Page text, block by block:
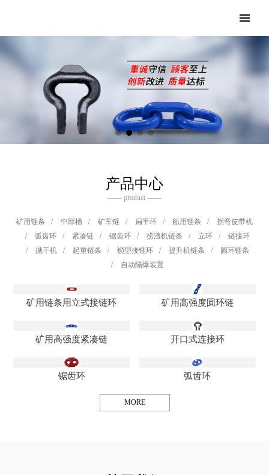
产品中心
—— product ——
矿用链条 / 中部槽 / 矿车链 / 扁平环 / 船用链条 /
拐弯皮带机
/
弧齿环 / 紧凑链 / 锯齿环 / 捞渣机链条 / 立环 /
链接环
/
抛干机 / 起重链条 / 锁型接链环 / 提升机链条 /
圆环链条
/
自动隔爆装置
矿用链条用立式接链环 矿用高强度圆环链
矿用高强度紧凑链 开口式连接环
锯齿环 弧齿环
MORE